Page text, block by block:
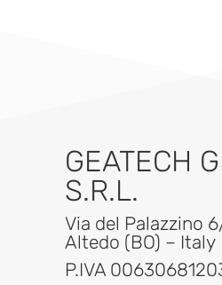
GEATECH
S.R.L.
Via del Palazzino
Altedo (BO) – Italy
P.IVA